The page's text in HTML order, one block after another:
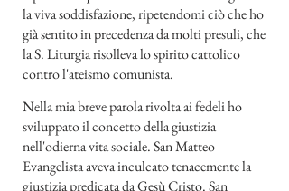
la viva soddisfazione, ripetendomi ciò che ho
già sentito in precedenza da molti presuli, che
la S. Liturgia risolleva lo spirito cattolico
contro l'ateismo comunista.
Nella mia breve parola rivolta ai fedeli ho
sviluppato il concetto della giustizia
nell'odierna vita sociale. San Matteo
Evangelista aveva inculcato tenacemente la
giustizia predicata da Gesù Cristo. San